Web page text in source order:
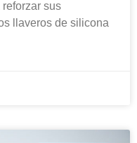
sus
llaveros de silicona